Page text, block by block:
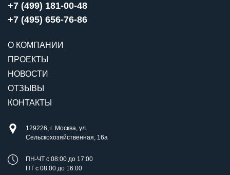
+7 (499) 181-00-48
+7 (495) 656-76-86
О КОМПАНИИ
ПРОЕКТЫ
НОВОСТИ
ОТЗЫВЫ
КОНТАКТЫ
129226, г. Москва, ул.
Сельскохозяйственная, 16а
ПН-ЧТ с 08:00 до 17:00
ПТ с 08:00 до 16:00